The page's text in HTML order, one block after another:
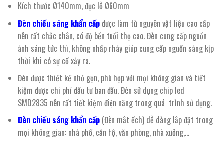
Kích thước Ø140mm, đục lỗ Ø60mm
Đèn chiếu sáng khẩn cấpđược làm từ nguyên vật liệu cao cấp
nên rất chắc chắn, có độ bền tuổi thọ cao. Đèn cung cấp nguồn
ánh sáng tức thì, không nhấp nháy giúp cung cấp nguồn sáng kịp
thời khi có sự cố xảy ra.
Đèn được thiết kế nhỏ gọn, phù hợp với mọi không gian và tiết
kiệm được chi phí đầu tư ban đầu. Đèn sử dụng chip led
SMD2835 nên rất tiết kiệm điện năng trong quá trình sử dụng.
Đèn chiếu sáng khẩn cấp(Đèn mắt ếch) dễ dàng lắp đặt trong
mọi không gian: nhà phố, căn hộ, văn phòng, nhà xưởng,…